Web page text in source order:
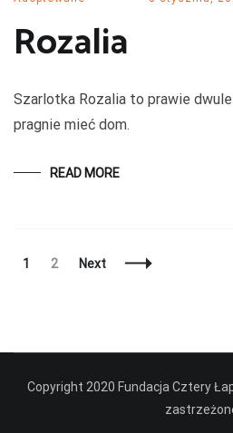
Rozalia
Szarlotka Rozalia to prawie
pragnie mieć dom.
READ MORE
Posts
Page
1 Page
2 Next
Copyright 2020 Fundacja Cztery